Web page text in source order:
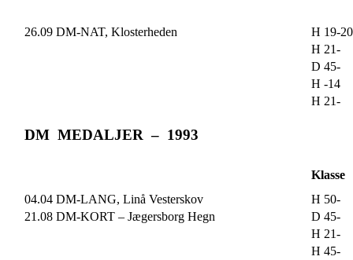
26.09 DM-NAT, Klosterheden
H 19-20
H 21-
D 45-
H -14
H 21-
DM MEDALJER – 1993
Klasse
04.04 DM-LANG, Linå Vesterskov
H 50-
21.08 DM-KORT – Jægersborg Hegn
D 45-
H 21-
H 45-